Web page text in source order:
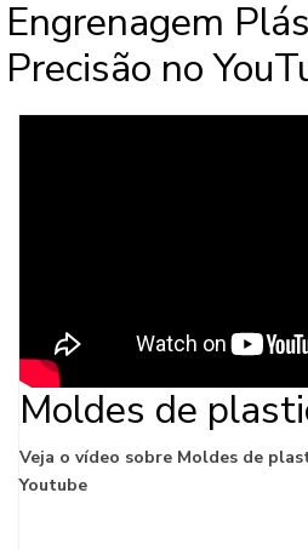
IMPORTANTES SOBRE O
utilização diminui o contato
Engrenagem
Precisão no
Moldes de
Veja o vídeo sobre Moldes de
Youtube